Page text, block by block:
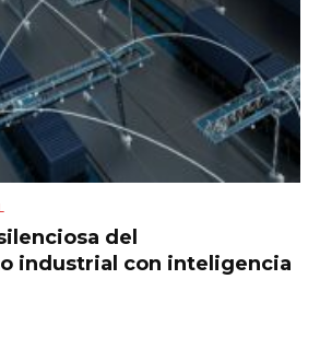
del
industrial con inteligencia